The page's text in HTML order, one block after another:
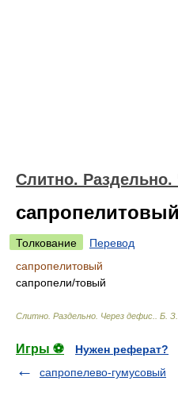
Слитно.
сапропелитовый
Толкование
Перевод
сапропелитовый
сапропели/товый
Слитно. Раздельно. Через дефис. Б.
Игры ⚽
Нужен реферат?
сапропелево-гумусовый